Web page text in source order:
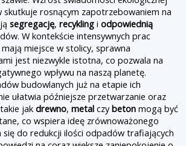
skutkuje rosnącym zapotrzebowaniem na
segregację, recykling i odpowiednią
W kontekście intensywnych prac
miejsce w stolicy, sprawna
jest niezwykle istotna, co pozwala na
wpływu na naszą planetę.
budowlanych już na etapie ich
ułatwia późniejsze przetwarzanie oraz
jak drewno, metal czybeton mogą być
co wspiera ideę zrównoważonego
się do redukcji ilości odpadów trafiających